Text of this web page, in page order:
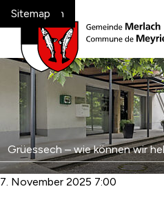
Navigieren in
Schnellnavigation
Home
Navigation
Inhalt
Suche
Sitemap
Suche
Suchbegriff
Grüessech – wie können wir
7. November 2025 7:00